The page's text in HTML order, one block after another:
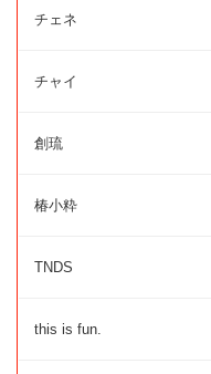
チェネ
チャイ
創琉
椿小粋
TNDS
this is fun.